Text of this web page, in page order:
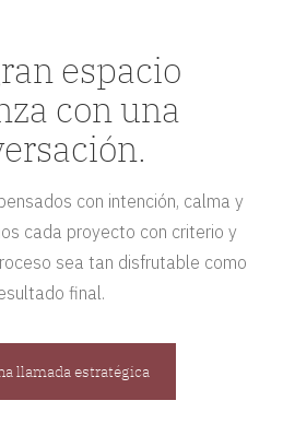
espacio
con una
con intención, calma y
cada proyecto con criterio y
sea tan disfrutable como
final.
llamada estratégica